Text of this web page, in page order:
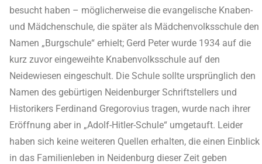
besucht haben – möglicherweise die evangelische Knaben-
und Mädchenschule, die später als Mädchenvolksschule den
Namen „Burgschule“ erhielt; Gerd Peter wurde 1934 auf die
kurz zuvor eingeweihte Knabenvolksschule auf den
Neidewiesen eingeschult. Die Schule sollte ursprünglich den
Namen des gebürtigen Neidenburger Schriftstellers und
Historikers Ferdinand Gregorovius tragen, wurde nach ihrer
Eröffnung aber in „Adolf-Hitler-Schule“ umgetauft. Leider
haben sich keine weiteren Quellen erhalten, die einen Einblick
in das Familienleben in Neidenburg dieser Zeit geben